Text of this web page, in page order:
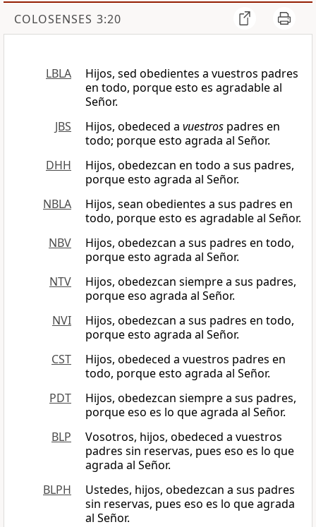
COLOSENSES 3:20
LBLA
Hijos, sed obedientes a vuestros padres
en todo, porque esto es agradable al
Señor.
JBS
Hijos, obedeced a vuestros padres en
todo; porque esto agrada al Señor.
DHH
Hijos, obedezcan en todo a sus padres,
porque esto agrada al Señor.
NBLA
Hijos, sean obedientes a sus padres en
todo, porque esto es agradable al Señor.
NBV
Hijos, obedezcan a sus padres en todo,
porque esto agrada al Señor.
NTV
Hijos, obedezcan siempre a sus padres,
porque eso agrada al Señor.
NVI
Hijos, obedezcan a sus padres en todo,
porque esto agrada al Señor.
CST
Hijos, obedeced a vuestros padres en
todo, porque esto agrada al Señor.
PDT
Hijos, obedezcan siempre a sus padres,
porque eso es lo que agrada al Señor.
BLP
Vosotros, hijos, obedeced a vuestros
padres sin reservas, pues eso es lo que
agrada al Señor.
BLPH
Ustedes, hijos, obedezcan a sus padres
sin reservas, pues eso es lo que agrada
al Señor.